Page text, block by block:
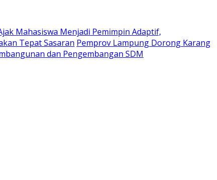
Mahasiswa Menjadi Pemimpin Adaptif,
Tepat Sasaran Pemprov Lampung Dorong Karang
dan Pengembangan SDM